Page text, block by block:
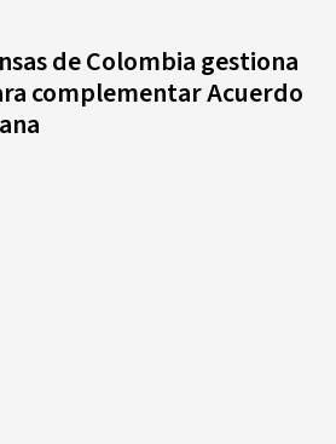
de Colombia gestiona
complementar Acuerdo